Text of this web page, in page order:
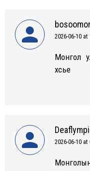
says:
2026-06-10 at
Монгол
хүсье
says:
2026-06-10 at
Монголын